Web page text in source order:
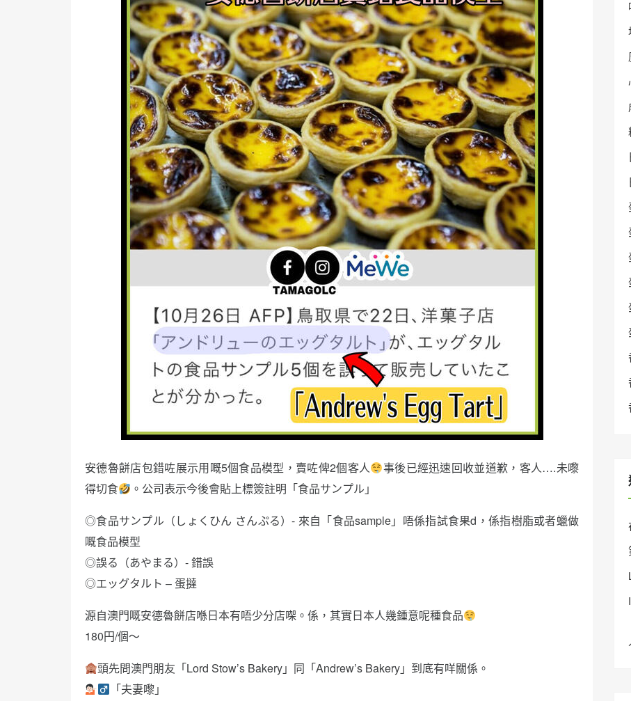
安德魯餅店包錯咗展示用嘅5個食品模型，賣咗俾2個客人
事後已經迅速回收並道歉，客人….未嚟
得切食
。公司表示今後會貼上標簽註明「食品サンプル」
◎食品サンプル（しょくひん さんぷる）- 來自「食品sample」唔係指試食果d，係指樹脂或者蠟做
嘅食品模型
◎誤る（あやまる）- 錯誤
◎エッグタルト – 蛋撻
源自澳門嘅安德魯餅店喺日本有唔少分店㗎。係，其實日本人幾鍾意呢種食品
180円/個～
頭先問澳門朋友「Lord Stow’s Bakery」同「Andrew’s Bakery」到底有咩關係。
「夫妻嚟」